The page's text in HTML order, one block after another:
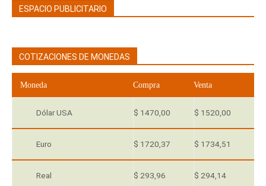
ESPACIO PUBLICITARIO
COTIZACIONES DE MONEDAS
Moneda Compra Venta
Dólar USA $ 1470,00 $ 1520,00
Euro $ 1720,37 $ 1734,51
Real $ 293,96 $ 294,14